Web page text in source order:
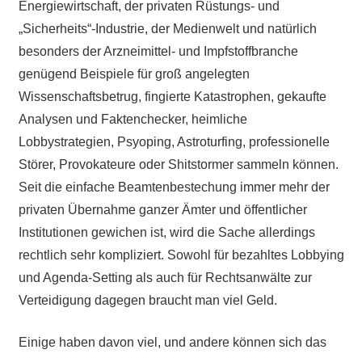
Energiewirtschaft, der privaten Rüstungs- und
„Sicherheits“-Industrie, der Medienwelt und natürlich
besonders der Arzneimittel- und Impfstoffbranche
genügend Beispiele für groß angelegten
Wissenschaftsbetrug, fingierte Katastrophen, gekaufte
Analysen und Faktenchecker, heimliche
Lobbystrategien, Psyoping, Astroturfing, professionelle
Störer, Provokateure oder Shitstormer sammeln können.
Seit die einfache Beamtenbestechung immer mehr der
privaten Übernahme ganzer Ämter und öffentlicher
Institutionen gewichen ist, wird die Sache allerdings
rechtlich sehr kompliziert. Sowohl für bezahltes Lobbying
und Agenda-Setting als auch für Rechtsanwälte zur
Verteidigung dagegen braucht man viel Geld.
Einige haben davon viel, und andere können sich das